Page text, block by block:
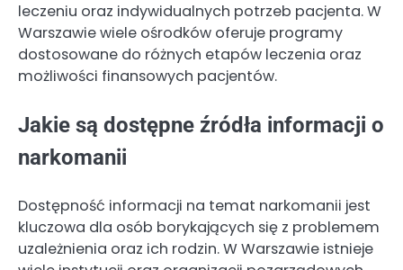
leczeniu oraz indywidualnych potrzeb pacjenta. W
Warszawie wiele ośrodków oferuje programy
dostosowane do różnych etapów leczenia oraz
możliwości finansowych pacjentów.
Jakie są dostępne źródła informacji o
narkomanii
Dostępność informacji na temat narkomanii jest
kluczowa dla osób borykających się z problemem
uzależnienia oraz ich rodzin. W Warszawie istnieje